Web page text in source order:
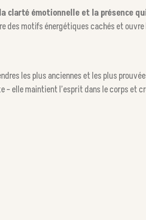
clarté émotionnelle et la présence
motifs énergétiques cachés et
les plus anciennes et les plus
maintient l’esprit dans le corps et